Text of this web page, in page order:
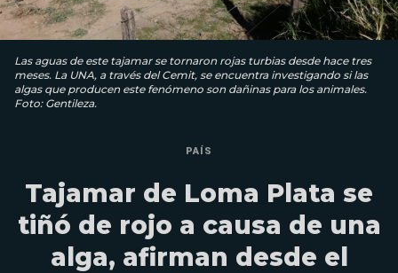
Las aguas de este tajamar se tornaron rojas turbias desde hace tres
meses. La UNA, a través del Cemit, se encuentra investigando si las
algas que producen este fenómeno son dañinas para los animales.
Foto: Gentileza.
PAÍS
Tajamar de Loma Plata se
tiñó de rojo a causa de una
alga, afirman desde el